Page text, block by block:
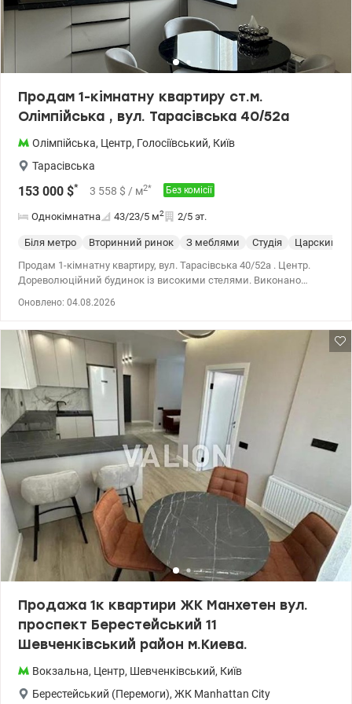
Продам 1-кімнатну квартиру ст.м.
Олімпійська , вул. Тарасівська 40/52а
Олімпійська, Центр, Голосіївський, Київ
Тарасівська
153 000 $* 3 558 $ / м2* Без комісії
Однокімнатна 43/23/5 м2 2/5 эт.
Біля метро Вторинний ринок З меблями Студія
Царский
Продам 1-кімнатну квартиру, вул. Тарасівська 40/52а . Центр.
Дореволюційний будинок із високими стелями. Виконано
студія. Квартира розташована на 2 поверсі 5 поверхового
будинку. Ціна 153000 у.о. У пішій доступності ст. Олімпійська.
Світлана, тел. 096-126-02-44 valion.ua/1135726
Оновлено: 04.08.2026
Продажа 1к квартири ЖК Манхетен вул.
проспект Берестейський 11
Шевченківський район м.Киева.
Вокзальна, Центр, Шевченківський, Київ
Берестейський (Перемоги), ЖК Manhattan City